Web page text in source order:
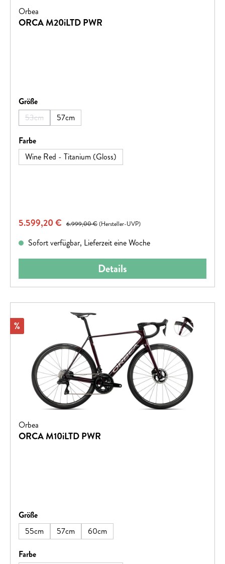
Orbea
ORCA M20iLTD PWR
Größeauswählen
53cm
(Diese Option ist zurzeit nicht verfügbar.)
57cm
Farbeauswählen
Wine Red - Titanium (Gloss)
Verkaufspreis:
5.599,20 € Regulärer Preis:
6.999,00 €(Hersteller-UVP)
Sofort verfügbar, Lieferzeit eine Woche
Details
Rabatt
%
Orbea
ORCA M10iLTD PWR
Größeauswählen
55cm
57cm
60cm
Farbeauswählen